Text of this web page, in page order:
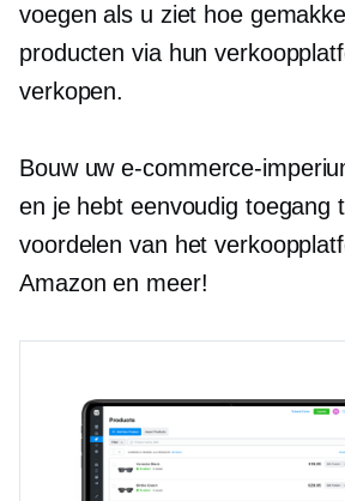
voegen als u ziet hoe
producten via hun
verkopen.
Bouw uw e-commerce-
en je hebt eenvoudig toegang
voordelen van het
Amazon en meer!